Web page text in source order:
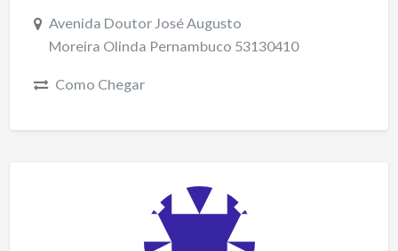
Avenida Doutor José Augusto
Moreira Olinda Pernambuco 53130410
Como Chegar